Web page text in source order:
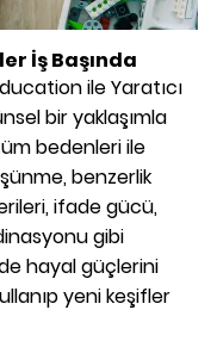
İş Başında
ile Yaratıcı
bir yaklaşımla
bedenleri ile
benzerlik
ifade gücü,
gibi
hayal güçlerini
yeni keşifler